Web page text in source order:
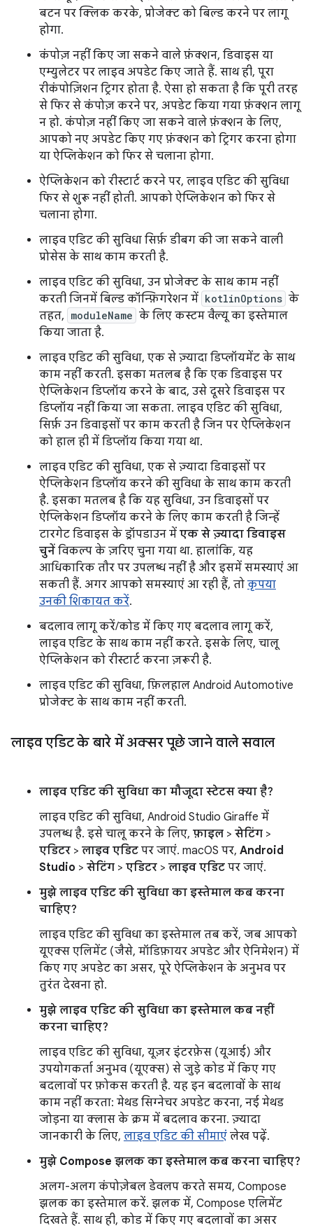
बटन पर क्लिक करके, प्रोजेक्ट को बिल्ड करने पर लागू
होगा.
कंपोज़ नहीं किए जा सकने वाले फ़ंक्शन, डिवाइस या
एम्युलेटर पर लाइव अपडेट किए जाते हैं. साथ ही, पूरा
रीकंपोज़िशन ट्रिगर होता है. ऐसा हो सकता है कि पूरी तरह
से फिर से कंपोज़ करने पर, अपडेट किया गया फ़ंक्शन लागू
न हो. कंपोज़ नहीं किए जा सकने वाले फ़ंक्शन के लिए,
आपको नए अपडेट किए गए फ़ंक्शन को ट्रिगर करना होगा
या ऐप्लिकेशन को फिर से चलाना होगा.
ऐप्लिकेशन को रीस्टार्ट करने पर, लाइव एडिट की सुविधा
फिर से शुरू नहीं होती. आपको ऐप्लिकेशन को फिर से
चलाना होगा.
लाइव एडिट की सुविधा सिर्फ़ डीबग की जा सकने वाली
प्रोसेस के साथ काम करती है.
लाइव एडिट की सुविधा, उन प्रोजेक्ट के साथ काम नहीं
करती जिनमें बिल्ड कॉन्फ़िगरेशन में kotlinOptions के
तहत, moduleName के लिए कस्टम वैल्यू का इस्तेमाल
किया जाता है.
लाइव एडिट की सुविधा, एक से ज़्यादा डिप्लॉयमेंट के साथ
काम नहीं करती. इसका मतलब है कि एक डिवाइस पर
ऐप्लिकेशन डिप्लॉय करने के बाद, उसे दूसरे डिवाइस पर
डिप्लॉय नहीं किया जा सकता. लाइव एडिट की सुविधा,
सिर्फ़ उन डिवाइसों पर काम करती है जिन पर ऐप्लिकेशन
को हाल ही में डिप्लॉय किया गया था.
लाइव एडिट की सुविधा, एक से ज़्यादा डिवाइसों पर
ऐप्लिकेशन डिप्लॉय करने की सुविधा के साथ काम करती
है. इसका मतलब है कि यह सुविधा, उन डिवाइसों पर
ऐप्लिकेशन डिप्लॉय करने के लिए काम करती है जिन्हें
टारगेट डिवाइस के ड्रॉपडाउन में एक से ज़्यादा डिवाइस
चुनें विकल्प के ज़रिए चुना गया था. हालांकि, यह
आधिकारिक तौर पर उपलब्ध नहीं है और इसमें समस्याएं आ
सकती हैं. अगर आपको समस्याएं आ रही हैं, तो कृपया
उनकी शिकायत करें.
बदलाव लागू करें/कोड में किए गए बदलाव लागू करें,
लाइव एडिट के साथ काम नहीं करते. इसके लिए, चालू
ऐप्लिकेशन को रीस्टार्ट करना ज़रूरी है.
लाइव एडिट की सुविधा, फ़िलहाल Android Automotive
प्रोजेक्ट के साथ काम नहीं करती.
लाइव एडिट के बारे में अक्सर पूछे जाने वाले सवाल
लाइव एडिट की सुविधा का मौजूदा स्टेटस क्या है?
लाइव एडिट की सुविधा, Android Studio Giraffe में
उपलब्ध है. इसे चालू करने के लिए, फ़ाइल > सेटिंग >
एडिटर > लाइव एडिट पर जाएं. macOS पर, Android
Studio > सेटिंग > एडिटर > लाइव एडिट पर जाएं.
मुझे लाइव एडिट की सुविधा का इस्तेमाल कब करना
चाहिए?
लाइव एडिट की सुविधा का इस्तेमाल तब करें, जब आपको
यूएक्स एलिमेंट (जैसे, मॉडिफ़ायर अपडेट और ऐनिमेशन) में
किए गए अपडेट का असर, पूरे ऐप्लिकेशन के अनुभव पर
तुरंत देखना हो.
मुझे लाइव एडिट की सुविधा का इस्तेमाल कब नहीं
करना चाहिए?
लाइव एडिट की सुविधा, यूज़र इंटरफ़ेस (यूआई) और
उपयोगकर्ता अनुभव (यूएक्स) से जुड़े कोड में किए गए
बदलावों पर फ़ोकस करती है. यह इन बदलावों के साथ
काम नहीं करता: मेथड सिग्नेचर अपडेट करना, नई मेथड
जोड़ना या क्लास के क्रम में बदलाव करना. ज़्यादा
जानकारी के लिए, लाइव एडिट की सीमाएं लेख पढ़ें.
मुझे Compose झलक का इस्तेमाल कब करना चाहिए?
अलग-अलग कंपोज़ेबल डेवलप करते समय, Compose
झलक का इस्तेमाल करें. झलक में, Compose एलिमेंट
दिखते हैं. साथ ही, कोड में किए गए बदलावों का असर